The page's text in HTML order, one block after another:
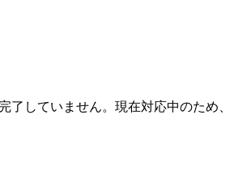
了していません。現在対応中のため